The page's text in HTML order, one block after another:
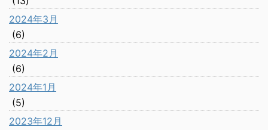
2024年3月
(6)
2024年2月
(6)
2024年1月
(5)
2023年12月